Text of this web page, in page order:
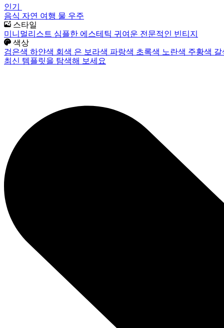
인기
음식 자연 여행 물 우주
스타일
미니멀리스트 심플한 에스테틱 귀여운 전문적인 빈티지
색상
검은색 하얀색 회색 은 보라색 파랑색 초록색 노란색 주황색
최신 템플릿을 탐색해 보세요